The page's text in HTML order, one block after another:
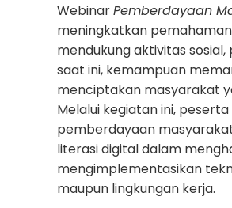
WebinarPemberdayaan
meningkatkan
mendukung aktivitas
saat ini, kemampuan
menciptakan masyarakat
Melalui kegiatan ini,
pemberdayaan
literasi digital dalam
mengimplementasikan
maupun lingkungan kerja.